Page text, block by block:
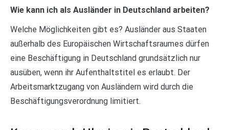
Wie kann ich als Ausländer in Deutschland arbeiten?
Welche Möglichkeiten gibt es? Ausländer aus Staaten
außerhalb des Europäischen Wirtschaftsraumes dürfen
eine Beschäftigung in Deutschland grundsätzlich nur
ausüben, wenn ihr Aufenthaltstitel es erlaubt. Der
Arbeitsmarktzugang von Ausländern wird durch die
Beschäftigungsverordnung limitiert.